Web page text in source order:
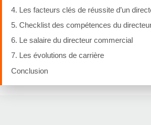
4. Les facteurs clés de réussite d’un
5. Checklist des compétences du
6. Le salaire du directeur commercial
7. Les évolutions de carrière
Conclusion